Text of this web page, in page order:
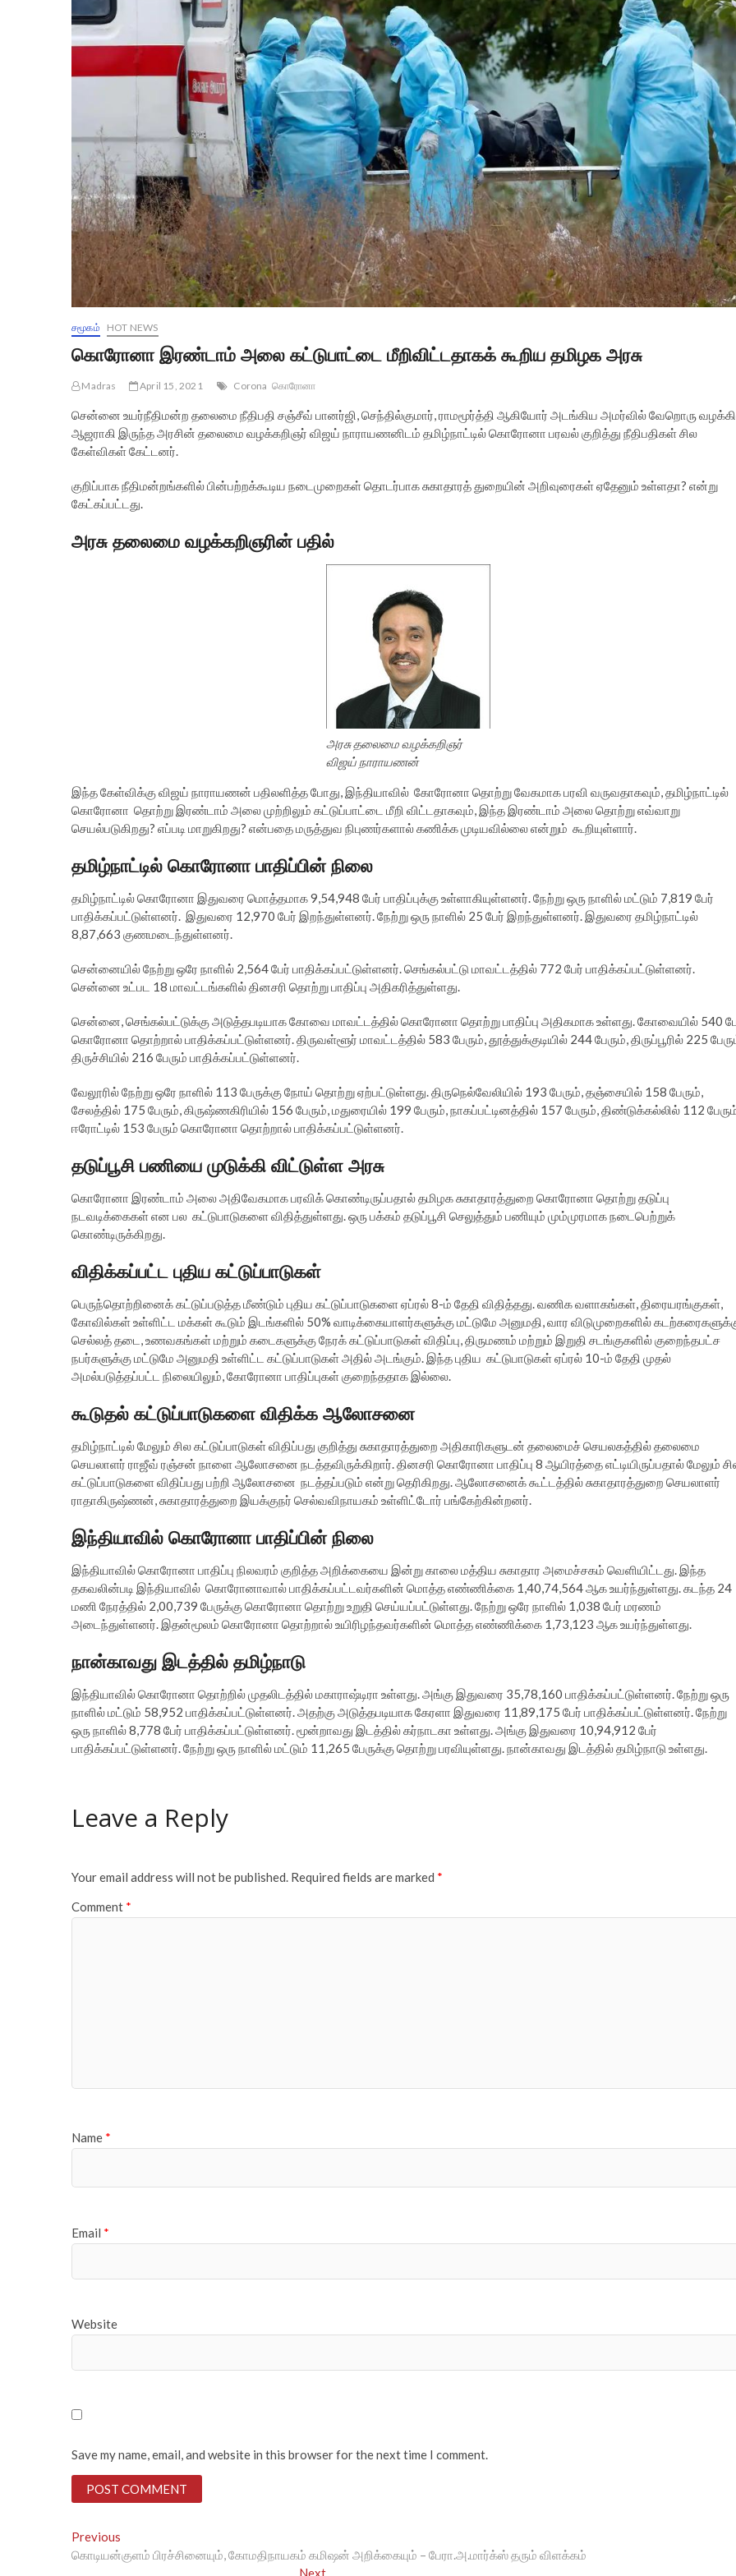
சமூகம் HOT NEWS
கொரோனா இரண்டாம் அலை கட்டுபாட்டை மீறிவிட்டதாகக் கூறிய தமிழக அரசு
Madras April 15, 2021 Corona கொரோனா
சென்னை உயர்நீதிமன்ற தலைமை நீதிபதி சஞ்சீவ் பானர்ஜி, செந்தில்குமார், ராமமூர்த்தி ஆகியோர் அடங்கிய அமர்வில் வேறொரு
ஆஜராகி இருந்த அரசின் தலைமை வழக்கறிஞர் விஜய் நாராயணனிடம் தமிழ்நாட்டில் கொரோனா பரவல் குறித்து நீதிபதிகள் சில
கேள்விகள் கேட்டனர்.
குறிப்பாக நீதிமன்றங்களில் பின்பற்றக்கூடிய நடைமுறைகள் தொடர்பாக சுகாதாரத் துறையின் அறிவுரைகள் ஏதேனும் உள்ளதா? என்று
கேட்கப்பட்டது.
அரசு தலைமை வழக்கறிஞரின் பதில்
அரசு தலைமை வழக்கறிஞர்
விஜய் நாராயணன்
இந்த கேள்விக்கு விஜய் நாராயணன் பதிலளித்த போது, இந்தியாவில் கோரோனா தொற்று வேகமாக பரவி வருவதாகவும், தமிழ்நாட்டில்
கொரோனா தொற்று இரண்டாம் அலை முற்றிலும் கட்டுப்பாட்டை மீறி விட்டதாகவும், இந்த இரண்டாம் அலை தொற்று எவ்வாறு
செயல்படுகிறது? எப்படி மாறுகிறது? என்பதை மருத்துவ நிபுணர்களால் கணிக்க முடியவில்லை என்றும் கூறியுள்ளார்.
தமிழ்நாட்டில் கொரோனா பாதிப்பின் நிலை
தமிழ்நாட்டில் கொரோனா இதுவரை மொத்தமாக 9,54,948 பேர் பாதிப்புக்கு உள்ளாகியுள்ளனர். நேற்று ஒரு நாளில் மட்டும் 7,819 பேர்
பாதிக்கப்பட்டுள்ளனர். இதுவரை 12,970 பேர் இறந்துள்ளனர். நேற்று ஒரு நாளில் 25 பேர் இறந்துள்ளனர். இதுவரை தமிழ்நாட்டில்
8,87,663 குணமடைந்துள்ளனர்.
சென்னையில் நேற்று ஒரே நாளில் 2,564 பேர் பாதிக்கப்பட்டுள்ளனர். செங்கல்பட்டு மாவட்டத்தில் 772 பேர் பாதிக்கப்பட்டுள்ளனர்.
சென்னை உட்பட 18 மாவட்டங்களில் தினசரி தொற்று பாதிப்பு அதிகரித்துள்ளது.
சென்னை, செங்கல்பட்டுக்கு அடுத்தபடியாக கோவை மாவட்டத்தில் கொரோனா தொற்று பாதிப்பு அதிகமாக உள்ளது. கோவையில் 540
கொரோனா தொற்றால் பாதிக்கப்பட்டுள்ளனர். திருவள்ளூர் மாவட்டத்தில் 583 பேரும், தூத்துக்குடியில் 244 பேரும், திருப்பூரில் 225
திருச்சியில் 216 பேரும் பாதிக்கப்பட்டுள்ளனர்.
வேலூரில் நேற்று ஒரே நாளில் 113 பேருக்கு நோய் தொற்று ஏற்பட்டுள்ளது. திருநெல்வேலியில் 193 பேரும், தஞ்சையில் 158 பேரும்,
சேலத்தில் 175 பேரும், கிருஷ்ணகிரியில் 156 பேரும், மதுரையில் 199 பேரும், நாகப்பட்டினத்தில் 157 பேரும், திண்டுக்கல்லில் 112
ஈரோட்டில் 153 பேரும் கொரோனா தொற்றால் பாதிக்கப்பட்டுள்ளனர்.
தடுப்பூசி பணியை முடுக்கி விட்டுள்ள அரசு
கொரோனா இரண்டாம் அலை அதிவேகமாக பரவிக் கொண்டிருப்பதால் தமிழக சுகாதாரத்துறை கொரோனா தொற்று தடுப்பு
நடவடிக்கைகள் என பல கட்டுபாடுகளை விதித்துள்ளது. ஒரு பக்கம் தடுப்பூசி செலுத்தும் பணியும் மும்முரமாக நடைபெற்றுக்
கொண்டிருக்கிறது.
விதிக்கப்பட்ட புதிய கட்டுப்பாடுகள்
பெருந்தொற்றினைக் கட்டுப்படுத்த மீண்டும் புதிய கட்டுப்பாடுகளை ஏப்ரல் 8-ம் தேதி விதித்தது. வணிக வளாகங்கள், திரையரங்குகள்,
கோவில்கள் உள்ளிட்ட மக்கள் கூடும் இடங்களில் 50% வாடிக்கையாளர்களுக்கு மட்டுமே அனுமதி, வார விடுமுறைகளில்
செல்லத் தடை, உணவகங்கள் மற்றும் கடைகளுக்கு நேரக் கட்டுப்பாடுகள் விதிப்பு, திருமணம் மற்றும் இறுதி சடங்குகளில் குறைந்தபட்ச
நபர்களுக்கு மட்டுமே அனுமதி உள்ளிட்ட கட்டுப்பாடுகள் அதில் அடங்கும். இந்த புதிய கட்டுபாடுகள் ஏப்ரல் 10-ம் தேதி முதல்
அமல்படுத்தப்பட்ட நிலையிலும், கோரோனா பாதிப்புகள் குறைந்ததாக இல்லை.
கூடுதல் கட்டுப்பாடுகளை விதிக்க ஆலோசனை
தமிழ்நாட்டில் மேலும் சில கட்டுப்பாடுகள் விதிப்பது குறித்து சுகாதாரத்துறை அதிகாரிகளுடன் தலைமைச் செயலகத்தில் தலைமை
செயலாளர் ராஜீவ் ரஞ்சன் நாளை ஆலோசனை நடத்தவிருக்கிறார். தினசரி கொரோனா பாதிப்பு 8 ஆயிரத்தை எட்டியிருப்பதால் மேலும்
கட்டுப்பாடுகளை விதிப்பது பற்றி ஆலோசனை நடத்தப்படும் என்று தெரிகிறது. ஆலோசனைக் கூட்டத்தில் சுகாதாரத்துறை செயலாளர்
ராதாகிருஷ்ணன், சுகாதாரத்துறை இயக்குநர் செல்வவிநாயகம் உள்ளிட்டோர் பங்கேற்கின்றனர்.
இந்தியாவில் கொரோனா பாதிப்பின் நிலை
இந்தியாவில் கொரோனா பாதிப்பு நிலவரம் குறித்த அறிக்கையை இன்று காலை மத்திய சுகாதார அமைச்சகம் வெளியிட்டது. இந்த
தகவலின்படி இந்தியாவில் கொரோனாவால் பாதிக்கப்பட்டவர்களின் மொத்த எண்ணிக்கை 1,40,74,564 ஆக உயர்ந்துள்ளது. கடந்த 24
மணி நேரத்தில் 2,00,739 பேருக்கு கொரோனா தொற்று உறுதி செய்யப்பட்டுள்ளது. நேற்று ஒரே நாளில் 1,038 பேர் மரணம்
அடைந்துள்ளனர். இதன்மூலம் கொரோனா தொற்றால் உயிரிழந்தவர்களின் மொத்த எண்ணிக்கை 1,73,123 ஆக உயர்ந்துள்ளது.
நான்காவது இடத்தில் தமிழ்நாடு
இந்தியாவில் கொரோனா தொற்றில் முதலிடத்தில் மகாராஷ்டிரா உள்ளது. அங்கு இதுவரை 35,78,160 பாதிக்கப்பட்டுள்ளனர். நேற்று ஒரு
நாளில் மட்டும் 58,952 பாதிக்கப்பட்டுள்ளனர். அதற்கு அடுத்தபடியாக கேரளா இதுவரை 11,89,175 பேர் பாதிக்கப்பட்டுள்ளனர். நேற்று
ஒரு நாளில் 8,778 பேர் பாதிக்கப்பட்டுள்ளனர். மூன்றாவது இடத்தில் கர்நாடகா உள்ளது. அங்கு இதுவரை 10,94,912 பேர்
பாதிக்கப்பட்டுள்ளனர். நேற்று ஒரு நாளில் மட்டும் 11,265 பேருக்கு தொற்று பரவியுள்ளது. நான்காவது இடத்தில் தமிழ்நாடு உள்ளது.
Leave a Reply
Your email address will not be published. Required fields are marked *
Comment *
Name *
Email *
Website
Save my name, email, and website in this browser for the next time I comment.
Post
navigation
Previous
post:
கொடியன்குளம் பிரச்சினையும், கோமதிநாயகம் கமிஷன் அறிக்கையும் – பேரா.அ.மார்க்ஸ் தரும் விளக்கம்
NextNext